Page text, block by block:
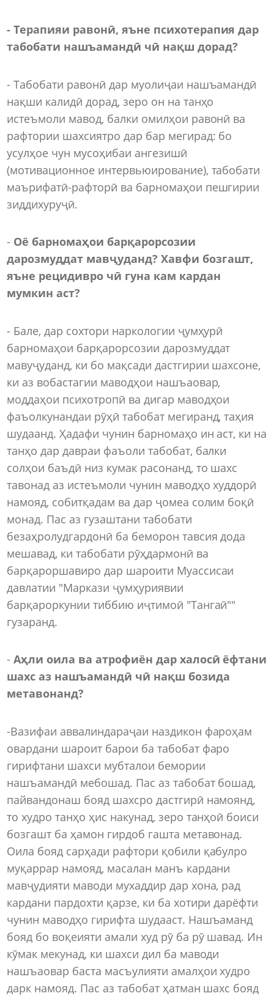
-Терапияи равонӣ, яъне психотерапия дар
табобати нашъамандӣ чӣ нақш дорад?
- Табобати равонӣ дар муолиҷаи нашъамандӣ
нақши калидӣ дорад, зеро он на танҳо
истеъмоли мавод, балки омилҳои равонӣ ва
рафтории шахсиятро дар бар мегирад: бо
усулҳое чун мусоҳибаи ангезишӣ
(мотивационное интервьюирование), табобати
маърифатӣ-рафторӣ ва барномаҳои пешгирии
зиддихуруҷӣ.
- Оё барномаҳои барқарорсозии
дарозмуддат мавҷуданд? Хавфи бозгашт,
яъне рецидивро чӣ гуна кам кардан
мумкин аст?
- Бале, дар сохтори наркологии ҷумҳурӣ
барномаҳои барқарорсозии дарозмуддат
мавуҷуданд, ки бо мақсади дастгирии шахсоне,
ки аз вобастагии маводҳои нашъаовар,
моддаҳои психотропӣ ва дигар маводҳои
фаъолкунандаи рӯҳӣ табобат мегиранд, таҳия
шудаанд. Ҳадафи чунин барномаҳо ин аст, ки на
танҳо дар давраи фаъоли табобат, балки
солҳои баъдӣ низ кумак расонанд, то шахс
тавонад аз истеъмоли чунин маводҳо худдорӣ
намояд, собитқадам ва дар ҷомеа солим боқӣ
монад. Пас аз гузаштани табобати
безаҳролудгардонӣ ба беморон тавсия дода
мешавад, ки табобати рӯҳдармонӣ ва
барқароршавиро дар шароити Муассисаи
давлатии "Маркази ҷумҳуриявии
барқароркунии тиббию иҷтимоӣ "Тангаӣ""
гузаранд.
-Аҳли оила ва атрофиён дар халосӣ ёфтани
шахс аз нашъамандӣ чӣ нақш бозида
метавонанд?
-Вазифаи аввалиндараҷаи наздикон фароҳам
овардани шароит барои ба табобат фаро
гирифтани шахси мубталои бемории
нашъамандӣ мебошад. Пас аз табобат бошад,
пайвандонаш бояд шахсро дастгирӣ намоянд,
то худро танҳо ҳис накунад, зеро танҳоӣ боиси
бозгашт ба ҳамон гирдоб гашта метавонад.
Оила бояд сарҳади рафтори қобили қабулро
муқаррар намояд, масалан манъ кардани
мавҷудияти маводи мухаддир дар хона, рад
кардани пардохти қарзе, ки ба хотири дарёфти
чунин маводҳо гирифта шудааст. Нашъаманд
бояд бо воқеияти амали худ рӯ ба рӯ шавад. Ин
кӯмак мекунад, ки шахси дил ба маводи
нашъаовар баста масъулияти амалҳои худро
дарк намояд. Пас аз табобат ҳатман шахс бояд